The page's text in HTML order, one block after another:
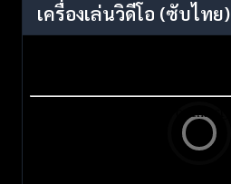
เครื่องเล่นวิดีโอ (ซับไทย)